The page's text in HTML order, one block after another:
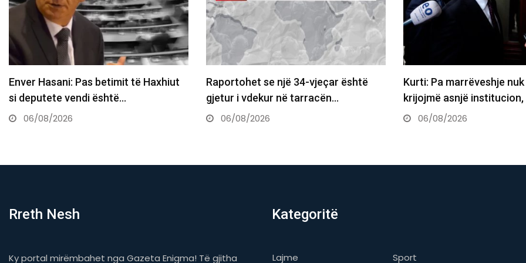
të Haxhiut
Raportohet se një 34-vjeçar është
gjetur i vdekur në tarracën…
Kurti: Pa marrëveshje nuk do ta
krijojmë asnjë institucion, po…
Kurti
mbahet
Rreth Nesh
Ky portal mirëmbahet nga Gazeta Enigma! Të gjitha
Kategoritë
Lajme Sport